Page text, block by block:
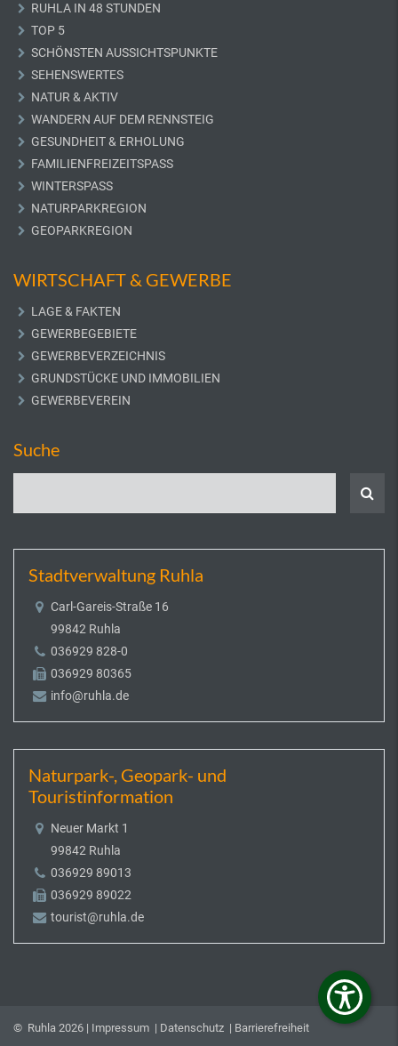
RUHLA IN 48 STUNDEN
TOP 5
SCHÖNSTEN AUSSICHTSPUNKTE
SEHENSWERTES
NATUR & AKTIV
WANDERN AUF DEM RENNSTEIG
GESUNDHEIT & ERHOLUNG
FAMILIENFREIZEITSPASS
WINTERSPASS
NATURPARKREGION
GEOPARKREGION
WIRTSCHAFT & GEWERBE
LAGE & FAKTEN
GEWERBEGEBIETE
GEWERBEVERZEICHNIS
GRUNDSTÜCKE UND IMMOBILIEN
GEWERBEVEREIN
Suche
Stadtverwaltung Ruhla
Carl-Gareis-Straße 16
99842 Ruhla
036929 828-0
036929 80365
info@ruhla.de
Naturpark-, Geopark- und
Touristinformation
Neuer Markt 1
99842 Ruhla
036929 89013
036929 89022
tourist@ruhla.de
© Ruhla 2026 | Impressum | Datenschutz | Barrierefreiheit